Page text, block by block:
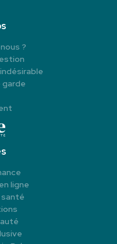
?
garde
ligne